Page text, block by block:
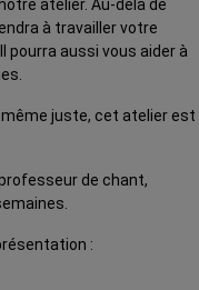
atelier. Au-delà de
à travailler votre
pourra aussi vous aider à
même juste, cet atelier est
de chant,
: